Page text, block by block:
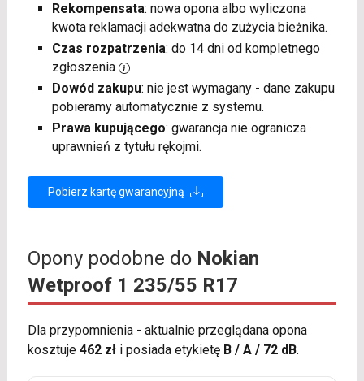
Rekompensata: nowa opona albo wyliczona
kwota reklamacji adekwatna do zużycia bieżnika.
Czas rozpatrzenia: do 14 dni od kompletnego
zgłoszenia
Dowód zakupu: nie jest wymagany - dane zakupu
pobieramy automatycznie z systemu.
Prawa kupującego: gwarancja nie ogranicza
uprawnień z tytułu rękojmi.
Pobierz kartę gwarancyjną
Opony podobne do Nokian
Wetproof 1 235/55 R17
Dla przypomnienia - aktualnie przeglądana opona
kosztuje 462 złi posiada etykietę B / A / 72 dB.